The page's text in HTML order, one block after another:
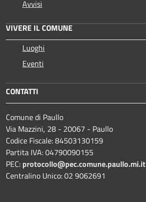
Avvisi
VIVERE IL COMUNE
Luoghi
Eventi
CONTATTI
Comune di Paullo
Via Mazzini, 28 - 20067 - Paullo
Codice Fiscale: 84503130159
Partita IVA: 04790090155
PEC: protocollo@pec.comune.paullo.mi.it
Centralino Unico: 02 9062691